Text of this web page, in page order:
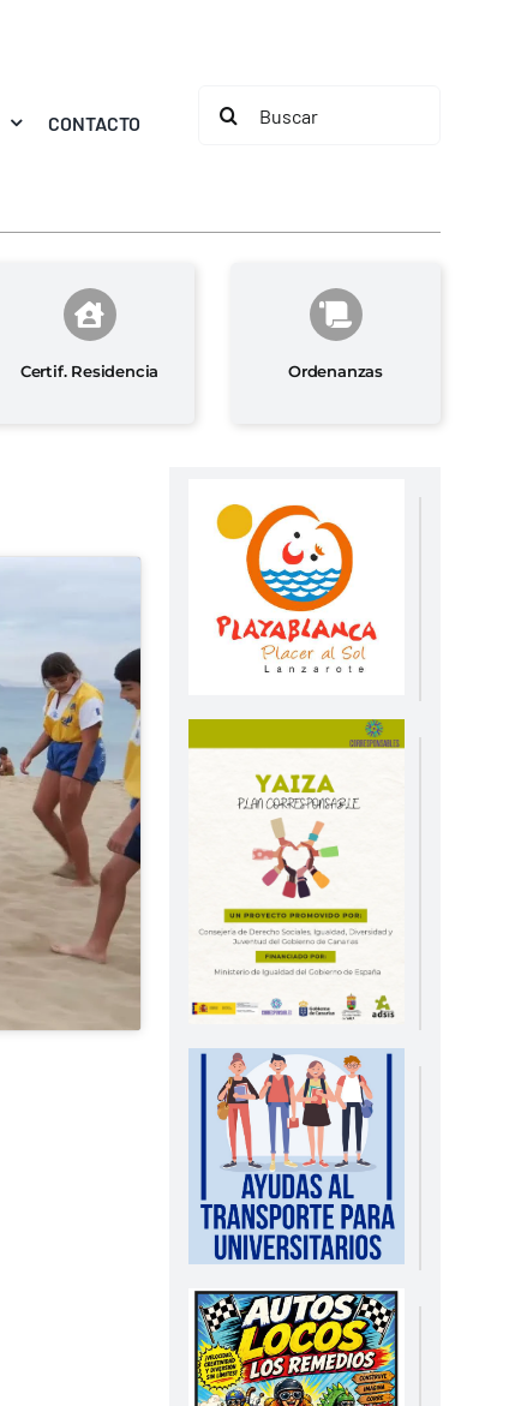
CONTACTO
Buscar:
Certif. Residencia Ordenanzas